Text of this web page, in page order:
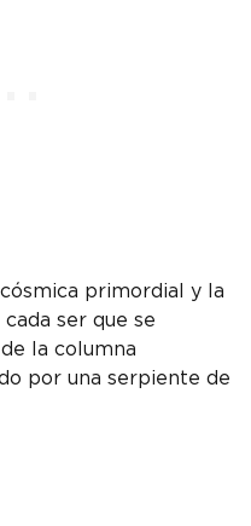
primordial y la
ser que se
la columna
por una serpiente de